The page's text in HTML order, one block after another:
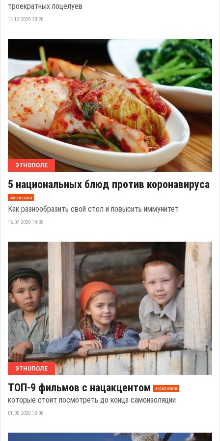
троекратных поцелуев
14.12.2020 20:20
ЭТНОПОЛЕ
5 национальных блюд против коронавируса
эксклюзив
Как разнообразить свой стол и повысить иммунитет
16.07.2020 19:38
ЭТНОПОЛЕ
ТОП-9 фильмов с нацакцентом эксклюзив
которые стоит посмотреть до конца самоизоляции
01.05.2020 12:06